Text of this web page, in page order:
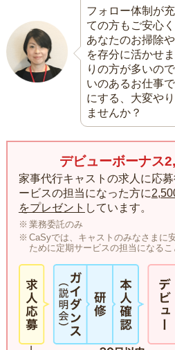
フォロー体制が
ての方もご安心く
あなたのお掃除
を存分に活かせ
りの方が多いの
いのあるお仕事
にする、大変や
ませんか？
デビューボーナス
家事代行キャストの求人に応
ービスの担当になった方に
をプレゼント しています。
業務委託のみ
CaSyでは、キャストのみなさまに
ために定期サービスの担当になるこ